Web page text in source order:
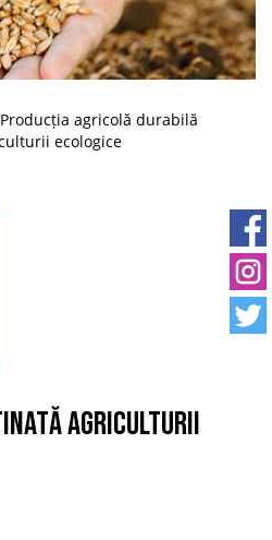
Producția agricolă durabilă
ecologice
agriculturii